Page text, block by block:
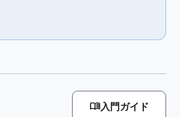
menu_book入門ガイド